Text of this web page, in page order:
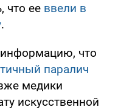
что ее ввели в
.
информацию, что
паралич
медики
искусственной